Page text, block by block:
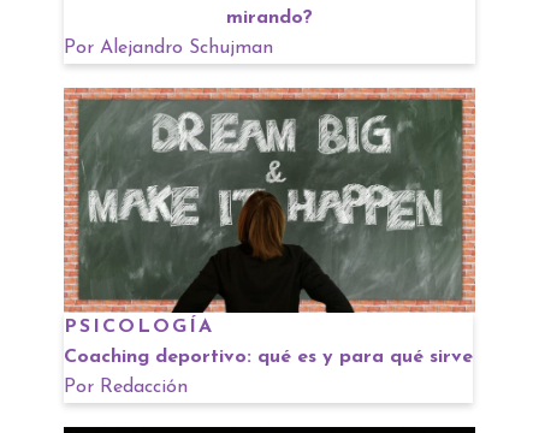
mirando?
Por Alejandro Schujman
PSICOLOGÍA
Coaching deportivo: qué es y para qué sirve
Por Redacción